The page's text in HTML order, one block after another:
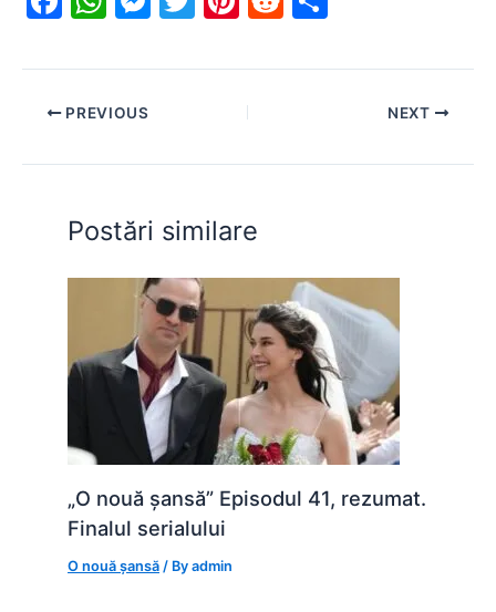
c
e
o
o
k
at
s
p
p
s
n
g
er
itt er
e
d ar
PREVIOUS NEXT
Postări similare
„O nouă șansă” Episodul 41, rezumat.
Finalul serialului
O nouă șansă / Byadmin